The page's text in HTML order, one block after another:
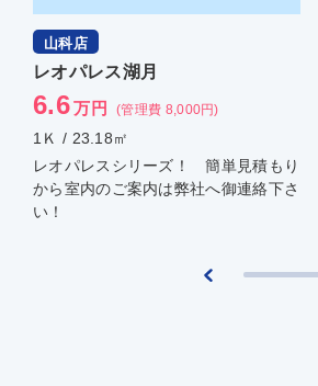
山科店
レオパレス湖月
6.6万円 (管理費 8,000円)
1Ｋ / 23.18㎡
レオパレスシリーズ！ 簡単見積もり
から室内のご案内は弊社へ御連絡下さ
い！